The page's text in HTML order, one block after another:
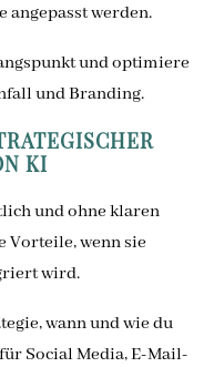
angepasst werden.
und optimiere
und Branding.
KI
und ohne klaren
Vorteile, wenn sie
wird.
wann und wie du
Social Media, E-Mail-